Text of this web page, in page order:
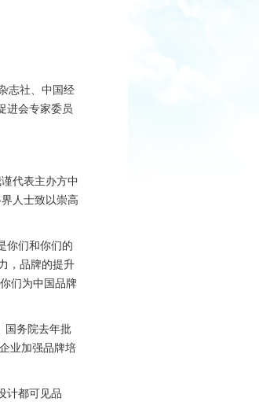
志社、中国经
进会专家委员
代表主办方中
人士致以崇高
你们和你们的
，品牌的提升
们为中国品牌
国务院去年批
业加强品牌培
计都可见品